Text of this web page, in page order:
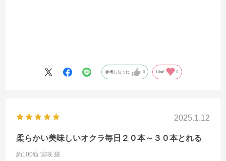
参考になった 0 Like! 0
2025.1.12
柔らかい美味しいオクラ毎日２０本～３０本とれる
約100粒 実咲 袋